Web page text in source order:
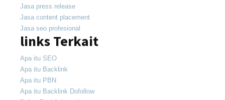
Jasa press release
Jasa content placement
Jasa seo profesional
links Terkait
Apa itu SEO
Apa itu Backlink
Apa itu PBN
Apa itu Backlink Dofollow